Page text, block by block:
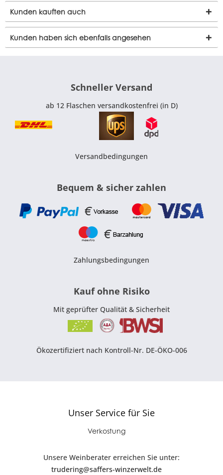
Kunden kauften auch
Kunden haben sich ebenfalls angesehen
Schneller Versand
ab 12 Flaschen versandkostenfrei (in D)
Versandbedingungen
Bequem & sicher zahlen
Zahlungsbedingungen
Kauf ohne Risiko
Mit geprüfter Qualität & Sicherheit
Ökozertifiziert nach Kontroll-Nr. DE-ÖKO-006
Unser Service für Sie
Verkostung
Unsere Weinberater erreichen Sie unter:
trudering@saffers-winzerwelt.de